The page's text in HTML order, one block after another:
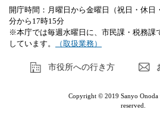
開庁時間：月曜日から金曜日（祝日・休日
分から17時15分
※本庁では毎週水曜日に、市民課・税務課
しています。
（取扱業務）
市役所への行き方
Copyright © 2019 Sanyo
reserved.